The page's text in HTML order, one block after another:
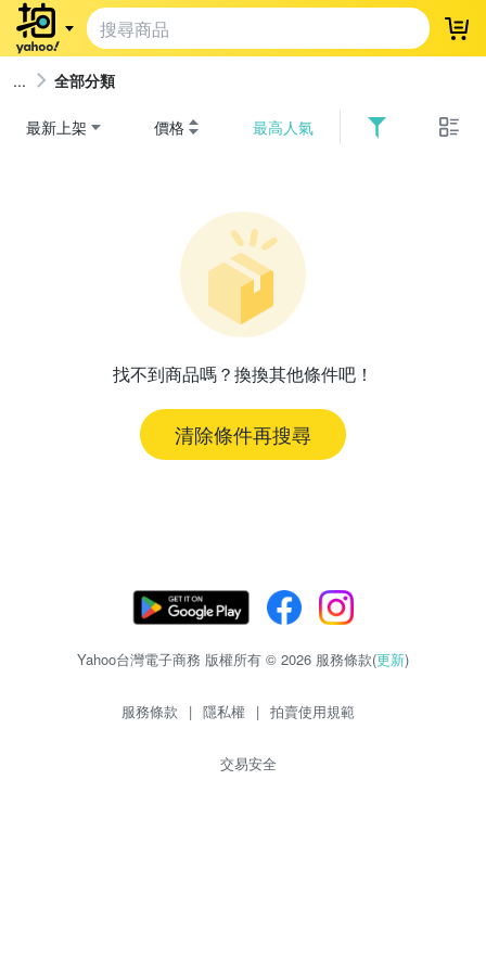
登
全部分類
最新上架 價格 最高人氣
找不到商品嗎？換換其他條件吧！
清除條件再搜尋
Yahoo台灣電子商務 版權所有 © 2026 服務條款(更新)
服務條款 | 隱私權 | 拍賣使用規範
交易安全